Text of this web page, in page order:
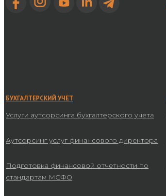
БУХГАЛТЕРСКИЙ УЧЕТ
Услуги аутсорсинга бухгалтерского учета
Аутсорсинг услуг финансового директора
Подготовка финансовой отчетности по
стандартам МСФО